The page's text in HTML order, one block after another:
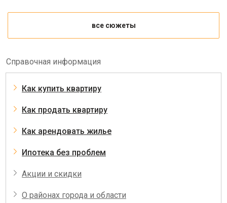
все сюжеты
Справочная информация
Как купить квартиру
Как продать квартиру
Как арендовать жилье
Ипотека без проблем
Акции и скидки
О районах города и области